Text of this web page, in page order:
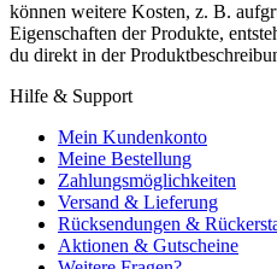
können weitere Kosten, z. B.
Eigenschaften der Produkte,
du direkt in der
Hilfe & Support
Mein Kundenkonto
Meine Bestellung
Zahlungsmöglichkeiten
Versand & Lieferung
Rücksendungen &
Aktionen & Gutscheine